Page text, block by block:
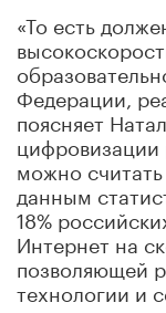
«То есть
Федерации,
поясняет
цифровизации
можно
данным
18%
Интернет на
позволяющей
технологии и